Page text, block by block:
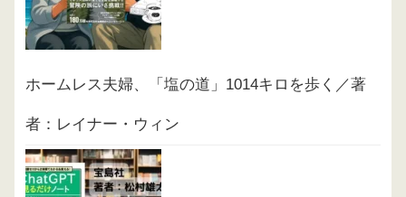
ホームレス夫婦、「塩の道」1014キロを歩く／著
者：レイナー・ウィン